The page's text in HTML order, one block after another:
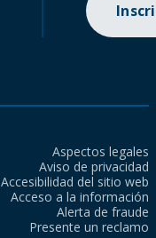
Aspectos legales
Aviso de privacidad
Accesibilidad del sitio web
Acceso a la información
Alerta de fraude
Presente un reclamo